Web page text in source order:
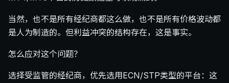
当然，也不是所有经纪商都这么做，也不是所有价格波动都
是人为制造的。但利益冲突的结构存在，这是事实。
怎么应对这个问题？
选择受监管的经纪商，优先选用ECN/STP类型的平台：这